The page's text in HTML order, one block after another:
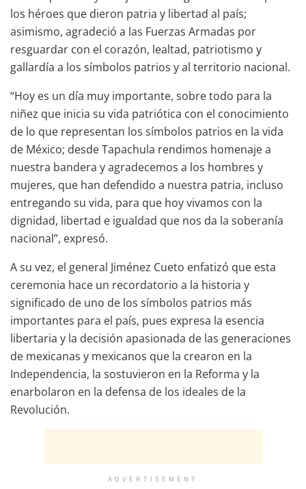
los héroes que dieron patria y libertad al país;
asimismo, agradeció a las Fuerzas Armadas por
resguardar con el corazón, lealtad, patriotismo y
gallardía a los símbolos patrios y al territorio nacional.
“Hoy es un día muy importante, sobre todo para la
niñez que inicia su vida patriótica con el conocimiento
de lo que representan los símbolos patrios en la vida
de México; desde Tapachula rendimos homenaje a
nuestra bandera y agradecemos a los hombres y
mujeres, que han defendido a nuestra patria, incluso
entregando su vida, para que hoy vivamos con la
dignidad, libertad e igualdad que nos da la soberanía
nacional”, expresó.
A su vez, el general Jiménez Cueto enfatizó que esta
ceremonia hace un recordatorio a la historia y
significado de uno de los símbolos patrios más
importantes para el país, pues expresa la esencia
libertaria y la decisión apasionada de las generaciones
de mexicanas y mexicanos que la crearon en la
Independencia, la sostuvieron en la Reforma y la
enarbolaron en la defensa de los ideales de la
Revolución.
ADVERTISEMENT